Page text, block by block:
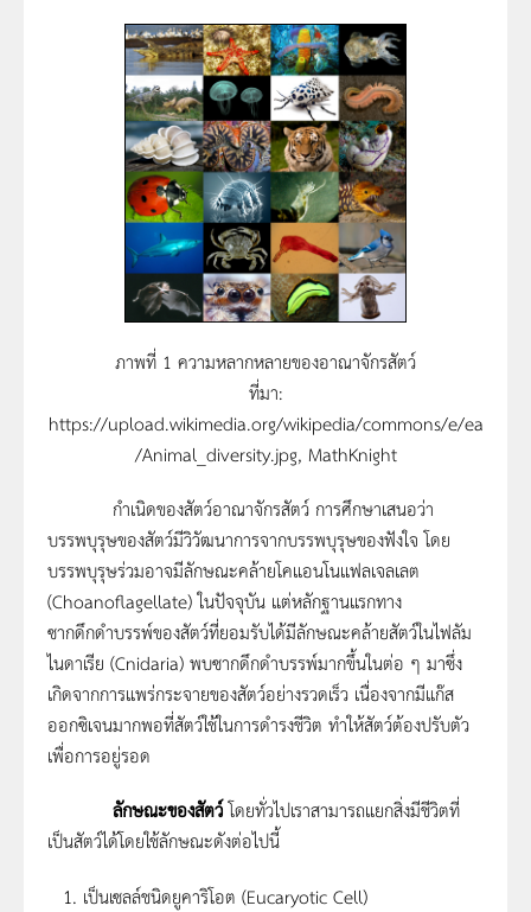
ภาพที่ 1 ความหลากหลายของอาณาจักรสัตว์
ที่มา:
https://upload.wikimedia.org/wikipedia/commons/e/ea
/Animal_diversity.jpg, MathKnight
กำเนิดของสัตว์อาณาจักรสัตว์ การศึกษาเสนอว่า
บรรพบุรุษของสัตว์มีวิวัฒนาการจากบรรพบุรุษของฟังใจ โดย
บรรพบุรุษร่วมอาจมีลักษณะคล้ายโคแอนโนแฟลเจลเลต
(Choanoflagellate) ในปัจจุบัน แต่หลักฐานแรกทาง
ซากดึกดำบรรพ์ของสัตว์ที่ยอมรับได้มีลักษณะคล้ายสัตว์ในไฟลัม
ไนดาเรีย (Cnidaria) พบซากดึกดำบรรพ์มากขึ้นในต่อ ๆ มาซึ่ง
เกิดจากการแพร่กระจายของสัตว์อย่างรวดเร็ว เนื่องจากมีแก๊ส
ออกซิเจนมากพอที่สัตว์ใช้ในการดำรงชีวิต ทำให้สัตว์ต้องปรับตัว
เพื่อการอยู่รอด
ลักษณะของสัตว์โดยทั่วไปเราสามารถแยกสิ่งมีชีวิตที่
เป็นสัตว์ได้โดยใช้ลักษณะดังต่อไปนี้
เป็นเซลล์ชนิดยูคาริโอต (Eucaryotic Cell)